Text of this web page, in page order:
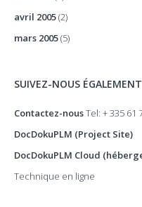
avril 2005(2)
mars 2005(5)
SUIVEZ-NOUS ÉGALEMENT
Contactez-nousTel: + 335 61
DocDokuPLM (Project Site)
DocDokuPLM Cloud
Technique en ligne